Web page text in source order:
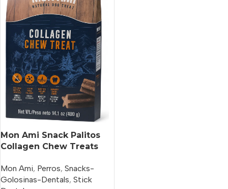
Mon Ami Snack Palitos
Collagen Chew Treats
Mon Ami, Perros, Snacks-
Golosinas-Dentals, Stick